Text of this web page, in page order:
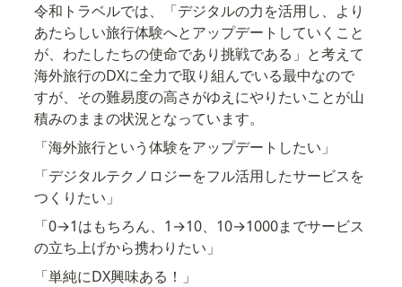
令和トラベルでは、「デジタルの力を活用し、より
あたらしい旅行体験へとアップデートしていくこと
が、わたしたちの使命であり挑戦である」と考えて
海外旅行のDXに全力で取り組んでいる最中なので
すが、その難易度の高さがゆえにやりたいことが山
積みのままの状況となっています。
「海外旅行という体験をアップデートしたい」
「デジタルテクノロジーをフル活用したサービスを
つくりたい」
「0→1はもちろん、1→10、10→1000までサービス
の立ち上げから携わりたい」
「単純にDX興味ある！」